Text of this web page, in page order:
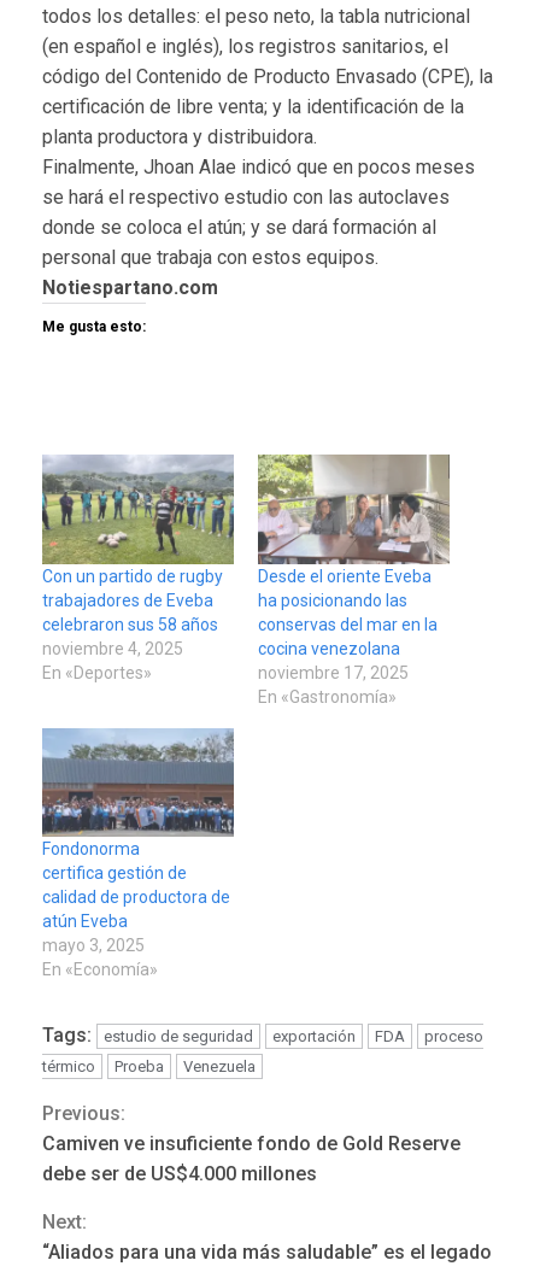
todos los detalles: el peso neto, la tabla nutricional
(en español e inglés), los registros sanitarios, el
código del Contenido de Producto Envasado (CPE), la
certificación de libre venta; y la identificación de la
planta productora y distribuidora.
Finalmente, Jhoan Alae indicó que en pocos meses
se hará el respectivo estudio con las autoclaves
donde se coloca el atún; y se dará formación al
personal que trabaja con estos equipos.
Notiespartano.com
Me gusta esto:
Con un partido de rugby
trabajadores de Eveba
celebraron sus 58 años
noviembre 4, 2025
En «Deportes»
Desde el oriente Eveba
ha posicionando las
conservas del mar en la
cocina venezolana
noviembre 17, 2025
En «Gastronomía»
Fondonorma
certifica gestión de
calidad de productora de
atún Eveba
mayo 3, 2025
En «Economía»
Tags: estudio de seguridad exportación FDA
proceso
térmico
Proeba Venezuela
Continue
Reading
Previous:
Camiven ve insuficiente fondo de Gold Reserve
debe ser de US$4.000 millones
Next:
“Aliados para una vida más saludable” es el legado
3
POLÍTICA
TITULARES
ÚLTIMA HORA
diálogo en Venezuela